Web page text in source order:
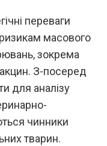
переваги
ризикам масового
зокрема
З-посеред
для аналізу
чинники
тварин.